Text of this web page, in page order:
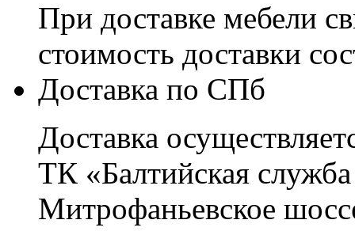
При доставке мебели
стоимость доставки
Доставка по СПб
Доставка
ТК «Балтийская
Митрофаньевское